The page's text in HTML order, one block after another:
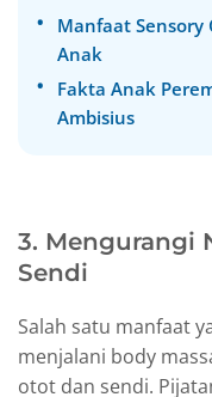
Manfaat Sensory
Anak
Fakta Anak
Ambisius
3. Mengurangi
Sendi
Salah satu manfaat
menjalani body
otot dan sendi.